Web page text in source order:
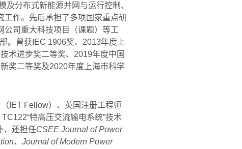
及分布式新能源并网与运行控制、
工作。先后承担了多项国家重点研
公司重大科技项目（课题）等工
部。曾获 IEC 1906奖、 2013年度上
术进步奖二等奖、 2019年度中国
奖二等奖及2020年度上海市科学
IET Fellow）、英国注册工程师
TC122“特高压交流输电系统”技术
，还担任CSEE Journal of Power
、 Journal of Modern Power